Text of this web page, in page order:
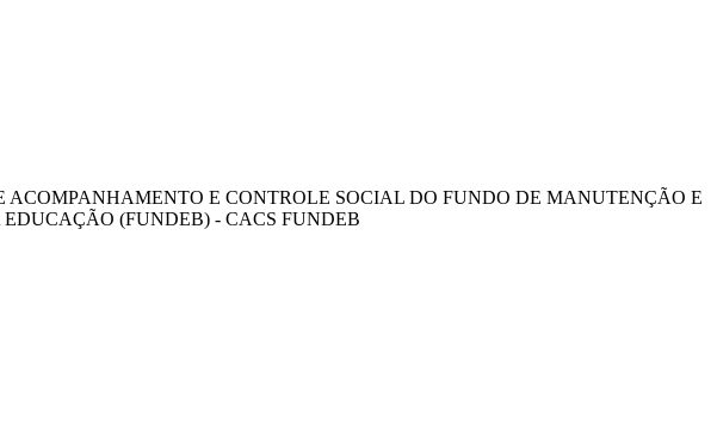
ACOMPANHAMENTO E CONTROLE SOCIAL DO FUNDO DE MANUTENÇÃO E
(FUNDEB) - CACS FUNDEB